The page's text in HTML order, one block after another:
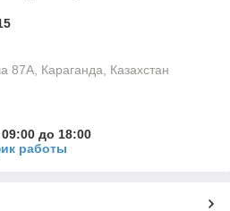
87А, Караганда, Казахстан
до 18:00
работы